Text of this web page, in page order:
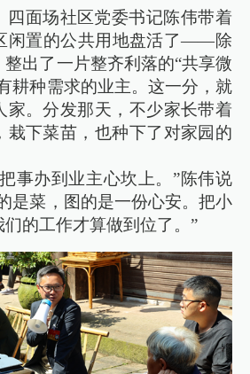
四面场社区党委书记陈伟带着
闲置的公共用地盘活了——除
出了一片整齐利落的“共享微
耕种需求的业主。这一分，就
家。分发那天，不少家长带着
栽下菜苗，也种下了对家园的
事办到业主心坎上。”陈伟说
是菜，图的是一份心安。把小
们的工作才算做到位了。”